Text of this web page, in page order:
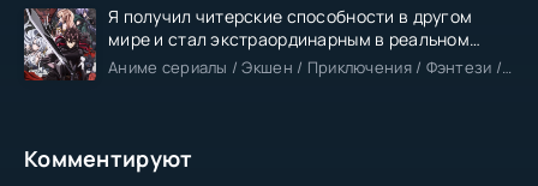
Я получил читерские способности в другом
мире и стал экстраординарным в реальном
мире
Аниме сериалы / Экшен / Приключения / Фэнтези / Анонсы
Комментируют